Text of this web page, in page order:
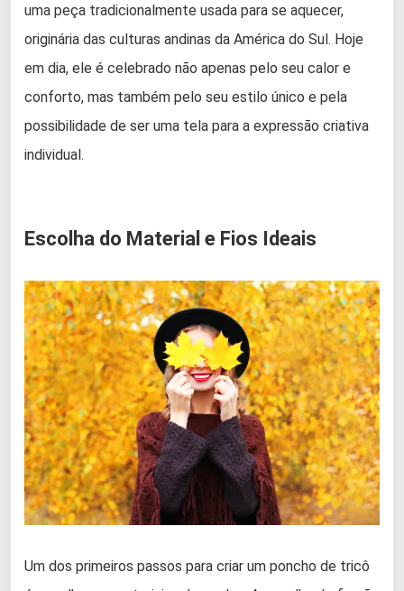
uma peça tradicionalmente usada para se aquecer,
originária das culturas andinas da América do Sul. Hoje
em dia, ele é celebrado não apenas pelo seu calor e
conforto, mas também pelo seu estilo único e pela
possibilidade de ser uma tela para a expressão criativa
individual.
Escolha do Material e Fios Ideais
Um dos primeiros passos para criar um poncho de tricô